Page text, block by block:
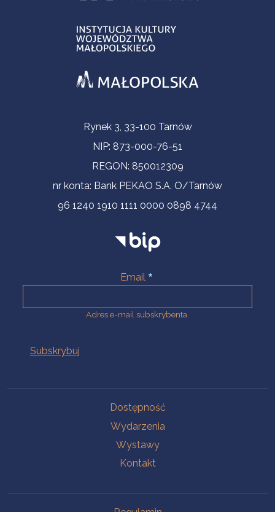
Informacje kontaktoweRynek 3, 33-100 Tarnów
NIP: 873-000-76-51
REGON: 850012309
nr konta: Bank PEKAO S.A. O/Tarnów
96 1240 1910 1111 0000 0898 4744
Email
Adres e-mail subskrybenta.
Dostępność
Wydarzenia
Wystawy
Kontakt